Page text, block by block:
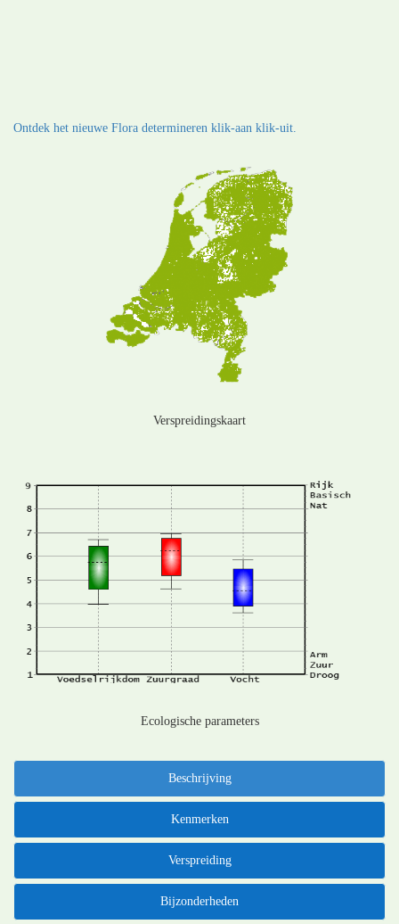
Ontdek het nieuwe Flora determineren klik-aan klik-uit.
Verspreidingskaart
Ecologische parameters
Beschrijving
Kenmerken
Verspreiding
Bijzonderheden